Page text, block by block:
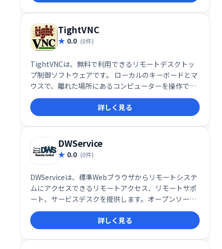
TightVNC
0.0 (0件)
TightVNCは、無料で利用できるリモートデスクトッ
プ制御ソフトウェアです。 ローカルのキーボードとマ
ウスで、離れた場所にあるコンピューターを操作でき
ます。まるで目の前にあるかのように、リモートコン
ピューターのデスクトップを制御し、作業効率を向上
させましょう。
詳しく見る
DWService
0.0 (0件)
DWServiceは、標準Webブラウザからリモートシステ
ムにアクセスできるリモートアクセス、リモートサポ
ート、サービスデスクを提供します。オープンソース
のクライアントを採用し、手軽にリモート作業を実
現。システム管理やサポート業務の効率化に貢献しま
す。
詳しく見る